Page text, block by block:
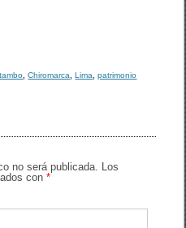
,Chiromarca ,Lima ,patrimonio
no será publicada. Los
con*